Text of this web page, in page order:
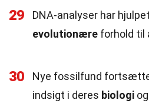
29
DNA-analyser har
evolutionære forhold til
30
Nye fossilfund
indsigt i deres biologi og